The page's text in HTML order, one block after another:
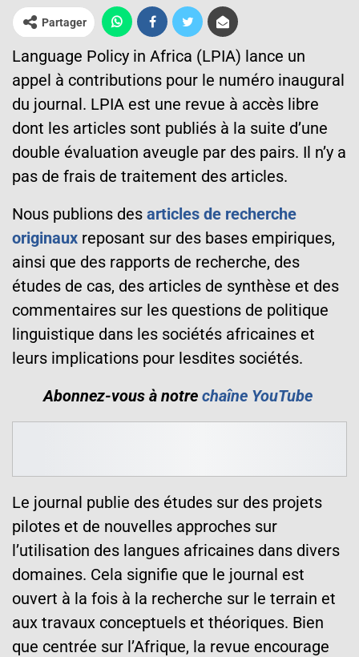
Partager
Language Policy in Africa (LPIA) lance un
appel à contributions pour le numéro inaugural
du journal. LPIA est une revue à accès libre
dont les articles sont publiés à la suite d’une
double évaluation aveugle par des pairs. Il n’y a
pas de frais de traitement des articles.
Nous publions des articles de recherche
originaux reposant sur des bases empiriques,
ainsi que des rapports de recherche, des
études de cas, des articles de synthèse et des
commentaires sur les questions de politique
linguistique dans les sociétés africaines et
leurs implications pour lesdites sociétés.
Abonnez-vous à notre chaîne YouTube
Le journal publie des études sur des projets
pilotes et de nouvelles approches sur
l’utilisation des langues africaines dans divers
domaines. Cela signifie que le journal est
ouvert à la fois à la recherche sur le terrain et
aux travaux conceptuels et théoriques. Bien
que centrée sur l’Afrique, la revue encourage